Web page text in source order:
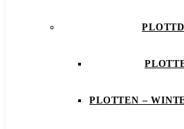
PLOTTEN –